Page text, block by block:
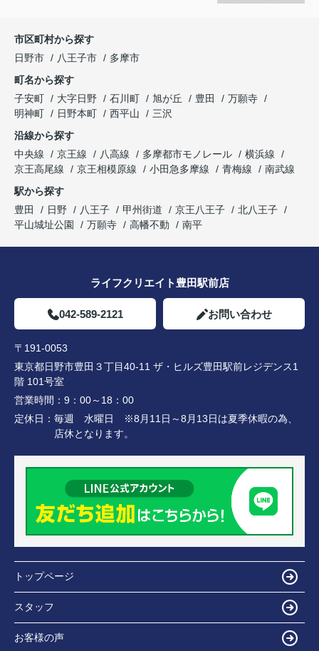
市区町村から探す
日野市
八王子市
多摩市
町名から探す
子安町
大字日野 石川町 旭が丘 豊田
万願寺
明神町
日野本町 西平山
三沢
沿線から探す
中央線
京王線 八高線 多摩都市モノレール
横浜線
京王高尾線
京王相模原線 小田急多摩線 青梅線
南武線
駅から探す
豊田
日野 八王子 甲州街道 京王八王子
北八王子
平山城址公園
万願寺 高幡不動 南平
ライフクリエイト豊田駅前店
042-589-2121 お問い合わせ
〒191-0053
東京都日野市豊田３丁目40-11 ザ・ヒルズ豊田駅前レジデンス1
階 101号室
営業時間： 9：00～18：00
定休日： 毎週 水曜日 ※8月11日～8月13日は夏季休暇の為、
店休となります。
トップページ
スタッフ
お客様の声